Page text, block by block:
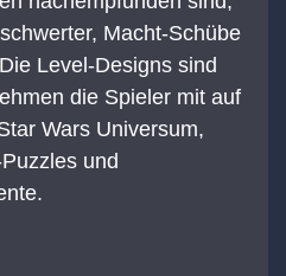
Macht-Schübe
Level-Designs sind
die Spieler mit auf
Wars Universum,
und